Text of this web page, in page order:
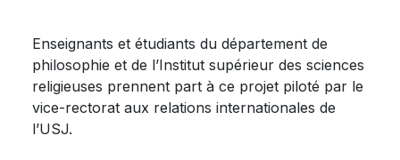
Enseignants et étudiants du département de
philosophie et de l’Institut supérieur des sciences
religieuses prennent part à ce projet piloté par le
vice-rectorat aux relations internationales de
l’USJ.